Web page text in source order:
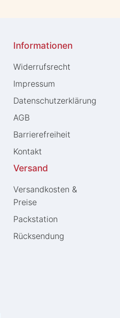
Informationen
Widerrufs­recht
Impressum
Daten­schutz­erklärung
AGB
Barrierefreiheit
Kontakt
Versand
Versandkosten &
Preise
Packstation
Rücksendung